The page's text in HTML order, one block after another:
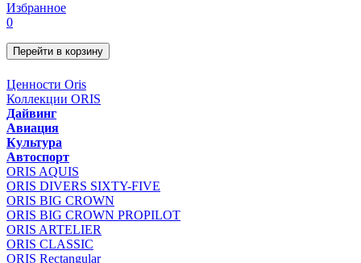
Избранное
0
Перейти в корзину
Ценности Oris
Коллекции ORIS
Дайвинг
Авиация
Культура
Автоспорт
ORIS AQUIS
ORIS DIVERS SIXTY-FIVE
ORIS BIG CROWN
ORIS BIG CROWN PROPILOT
ORIS ARTELIER
ORIS CLASSIC
ORIS Rectangular